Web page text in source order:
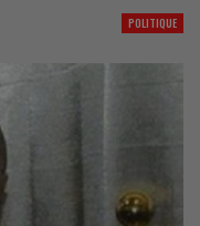
POLITIQUE